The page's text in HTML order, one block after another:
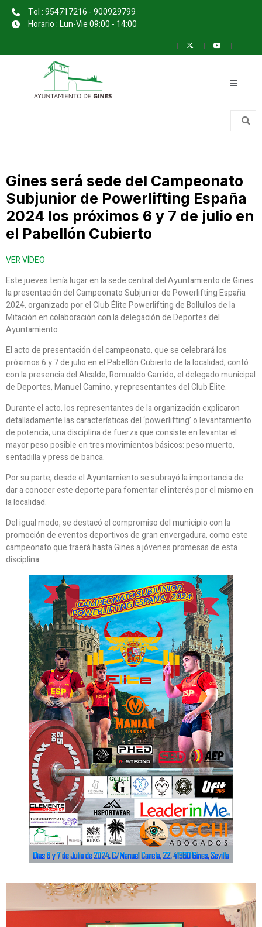
Tel : 954717216 - 900929799
Horario : Lun-Vie 09:00 - 14:00
Gines será sede del Campeonato
Subjunior de Powerlifting España
2024 los próximos 6 y 7 de julio en
el Pabellón Cubierto
VER VÍDEO
Este jueves tenía lugar en la sede central del Ayuntamiento de Gines
la presentación del Campeonato Subjunior de Powerlifting España
2024, organizado por el Club Élite Powerlifting de Bollullos de la
Mitación en colaboración con la delegación de Deportes del
Ayuntamiento.
El acto de presentación del campeonato, que se celebrará los
próximos 6 y 7 de julio en el Pabellón Cubierto de la localidad, contó
con la presencia del Alcalde, Romualdo Garrido, el delegado municipal
de Deportes, Manuel Camino, y representantes del Club Élite.
Durante el acto, los representantes de la organización explicaron
detalladamente las características del ‘powerlifting’ o levantamiento
de potencia, una disciplina de fuerza que consiste en levantar el
mayor peso posible en tres movimientos básicos: peso muerto,
sentadilla y press de banca.
Por su parte, desde el Ayuntamiento se subrayó la importancia de
dar a conocer este deporte para fomentar el interés por el mismo en
la localidad.
Del igual modo, se destacó el compromiso del municipio con la
promoción de eventos deportivos de gran envergadura, como este
campeonato que traerá hasta Gines a jóvenes promesas de esta
disciplina.